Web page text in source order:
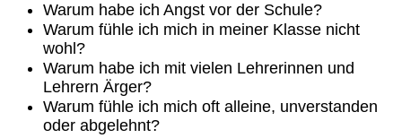
Warum habe ich Angst vor der Schule?
Warum fühle ich mich in meiner Klasse nicht
wohl?
Warum habe ich mit vielen Lehrerinnen und
Lehrern Ärger?
Warum fühle ich mich oft alleine, unverstanden
oder abgelehnt?